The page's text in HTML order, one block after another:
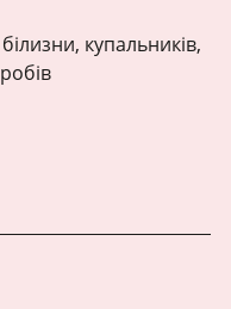
купальників,